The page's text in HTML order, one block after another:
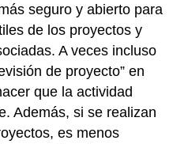
seguro y abierto para
de los proyectos y
A veces incluso
de proyecto” en
que la actividad
Además, si se realizan
es menos